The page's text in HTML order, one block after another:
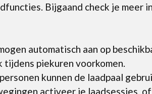
Bijgaand check je meer
automatisch aan op
piekuren voorkomen.
kunnen de laadpaal
activeer je laadsessies,